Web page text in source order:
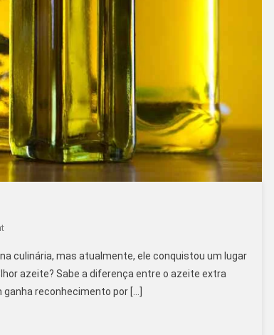
On
O
Melhor
Azeite?
culinária, mas atualmente, ele conquistou um lugar
azeite? Sabe a diferença entre o azeite extra
reconhecimento por […]